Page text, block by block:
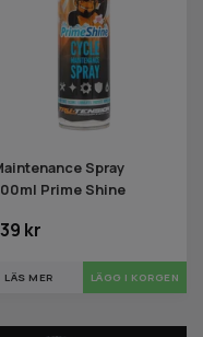
Spray
Prime Shine
kr
LÄS MER